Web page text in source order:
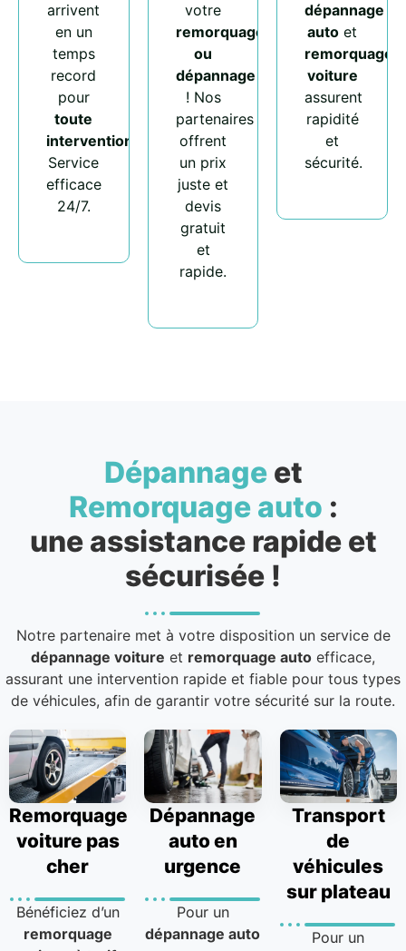
arrivent
en un
temps
record
pour
toute
intervention
Service
efficace
24/7.
votre
remorquage
ou
dépannage
! Nos
partenaires
offrent
un prix
juste et
devis
gratuit
et
rapide.
dépannage
auto et
remorquage
voiture
assurent
rapidité
et
sécurité.
Dépannageet
Remorquage auto :
une assistance rapide et
sécurisée !
Notre partenaire met à votre disposition un service de
dépannage voiture et remorquage auto efficace,
assurant une intervention rapide et fiable pour tous types
de véhicules, afin de garantir votre sécurité sur la route.
Remorquage
voiture pas
cher
Bénéficiez d’un
remorquage
Dépannage
auto en
urgence
Pour un
dépannage auto
Transport
de
véhicules
sur plateau
Pour un